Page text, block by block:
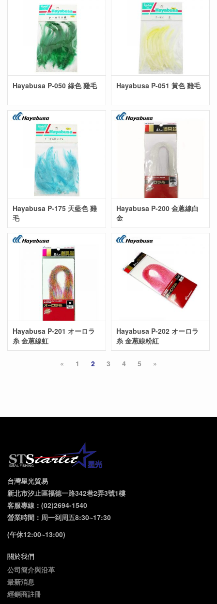
Hayabusa P-050 綠色 雞毛 Hayabusa P-051 黃色 雞毛
Hayabusa P-175 天藍色 雞
毛
Hayabusa P-200 金蔥線白
金
Hayabusa P-201 オーロラ
糸 金蔥線虹
Hayabusa P-202 オーロラ
糸 金蔥線粉紅
« 1 2 3 4 5 »
台灣星光貿易
新北市汐止區福德一路342巷2弄3號1樓
客服專線：(02)2694-1540
營業時間：周一到周五8:30~17:30
(午休12:00~13:00)
關於我們
公司簡介與沿革
最新消息
經銷商註冊